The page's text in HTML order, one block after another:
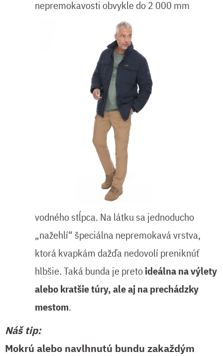
nepremokavosti obvykle do 2 000 mm
vodného stĺpca. Na látku sa jednoducho
„nažehlí“ špeciálna nepremokavá vrstva,
ktorá kvapkám dažďa nedovolí preniknúť
hlbšie. Taká bunda je pretoideálna na výlety
alebo kratšie túry, ale aj na prechádzky
mestom.
Náš tip:
Mokrú alebo navlhnutú bundu zakaždým